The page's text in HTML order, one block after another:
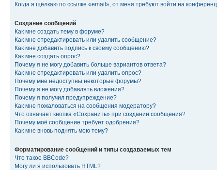
Когда я щёлкаю по ссылке «email», от меня требуют войти на
Создание сообщений
Как мне создать тему в форуме?
Как мне отредактировать или удалить сообщение?
Как мне добавить подпись к своему сообщению?
Как мне создать опрос?
Почему я не могу добавить больше вариантов ответа?
Как мне отредактировать или удалить опрос?
Почему мне недоступны некоторые форумы?
Почему я не могу добавлять вложения?
Почему я получил предупреждение?
Как мне пожаловаться на сообщения модератору?
Что означает кнопка «Сохранить» при создании сообщения?
Почему моё сообщение требует одобрения?
Как мне вновь поднять мою тему?
Форматирование сообщений и типы создаваемых тем
Что такое BBCode?
Могу ли я использовать HTML?